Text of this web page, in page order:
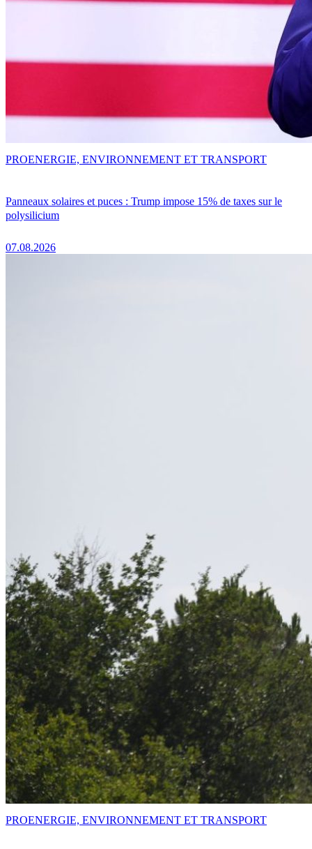
Panneaux solaires et puces : Trump impose 15% de taxes sur le
polysilicium
07.08.2026
PROENERGIE, ENVIRONNEMENT ET TRANSPORT
PROENERGIE, ENVIRONNEMENT ET TRANSPORT